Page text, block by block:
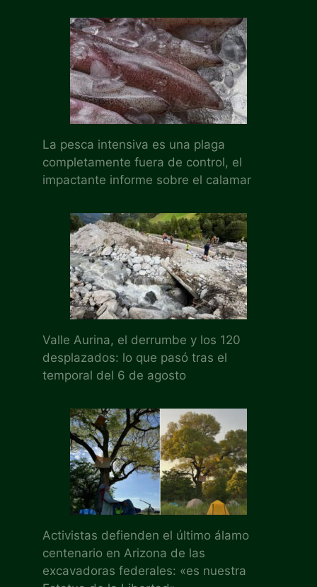
La pesca intensiva es una plaga
completamente fuera de control, el
impactante informe sobre el calamar
Valle Aurina, el derrumbe y los 120
desplazados: lo que pasó tras el
temporal del 6 de agosto
Activistas defienden el último álamo
centenario en Arizona de las
excavadoras federales: «es nuestra